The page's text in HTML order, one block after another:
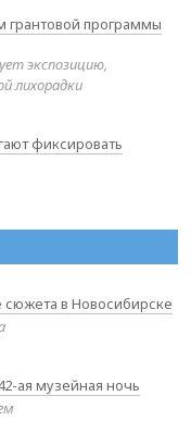
грантовой программы
экспозицию,
лихорадки
фиксировать
в Новосибирске
ая музейная ночь